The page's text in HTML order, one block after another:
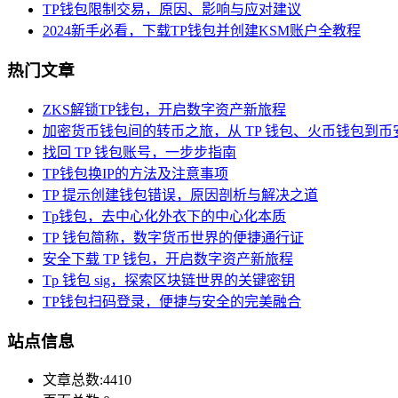
TP钱包限制交易，原因、影响与应对建议
2024新手必看，下载TP钱包并创建KSM账户全教程
热门文章
ZKS解锁TP钱包，开启数字资产新旅程
加密货币钱包间的转币之旅，从 TP 钱包、火币钱包到币
找回 TP 钱包账号，一步步指南
TP钱包换IP的方法及注意事项
TP 提示创建钱包错误，原因剖析与解决之道
Tp钱包，去中心化外衣下的中心化本质
TP 钱包简称，数字货币世界的便捷通行证
安全下载 TP 钱包，开启数字资产新旅程
Tp 钱包 sig，探索区块链世界的关键密钥
TP钱包扫码登录，便捷与安全的完美融合
站点信息
文章总数:4410